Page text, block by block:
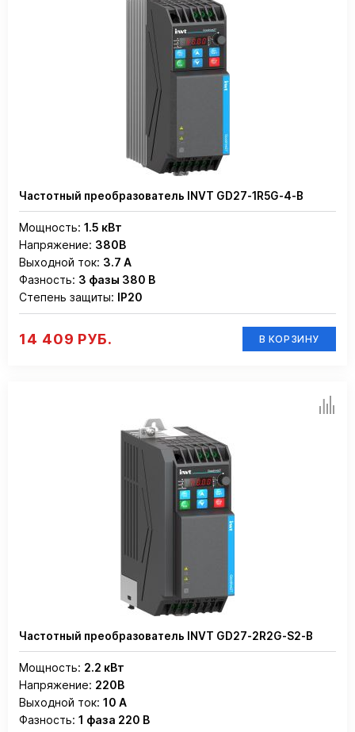
Частотный преобразователь INVT GD27-1R5G-4-B
Мощность: 1.5 кВт
Напряжение: 380В
Выходной ток: 3.7 А
Фазность: 3 фазы 380 В
Степень защиты: IP20
14 409 РУБ. В КОРЗИНУ
Частотный преобразователь INVT GD27-2R2G-S2-B
Мощность: 2.2 кВт
Напряжение: 220В
Выходной ток: 10 А
Фазность: 1 фаза 220 В